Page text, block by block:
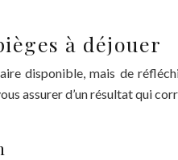
à déjouer
disponible, mais de
assurer d’un résultat qui